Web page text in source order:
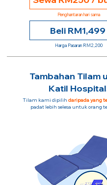
Penghantaran hari sama
Beli RM1,499
Harga Pasaran RM2,200
Tambahan Tilam
Katil
Tilam kami dipilih daripada yang
padat lebih selesa untuk orang